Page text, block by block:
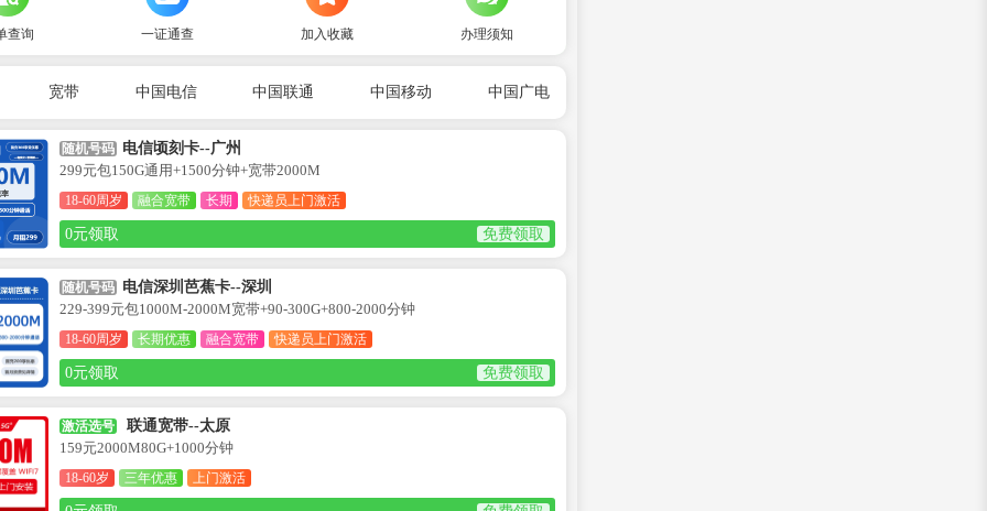
查询 一证通查 加入收藏 办理须知
宽带 中国电信 中国联通 中国移动 中国广电
随机号码 电信顷刻卡--广州
299元包150G通用+1500分钟+宽带2000M
18-60周岁 融合宽带 长期 快递员上门激活
0元领取 免费领取
随机号码 电信深圳芭蕉卡--深圳
229-399元包1000M-2000M宽带+90-300G+800-2000分钟
18-60周岁 长期优惠 融合宽带 快递员上门激活
0元领取 免费领取
激活选号
联通宽带--太原
159元2000M80G+1000分钟
18-60岁 三年优惠 上门激活